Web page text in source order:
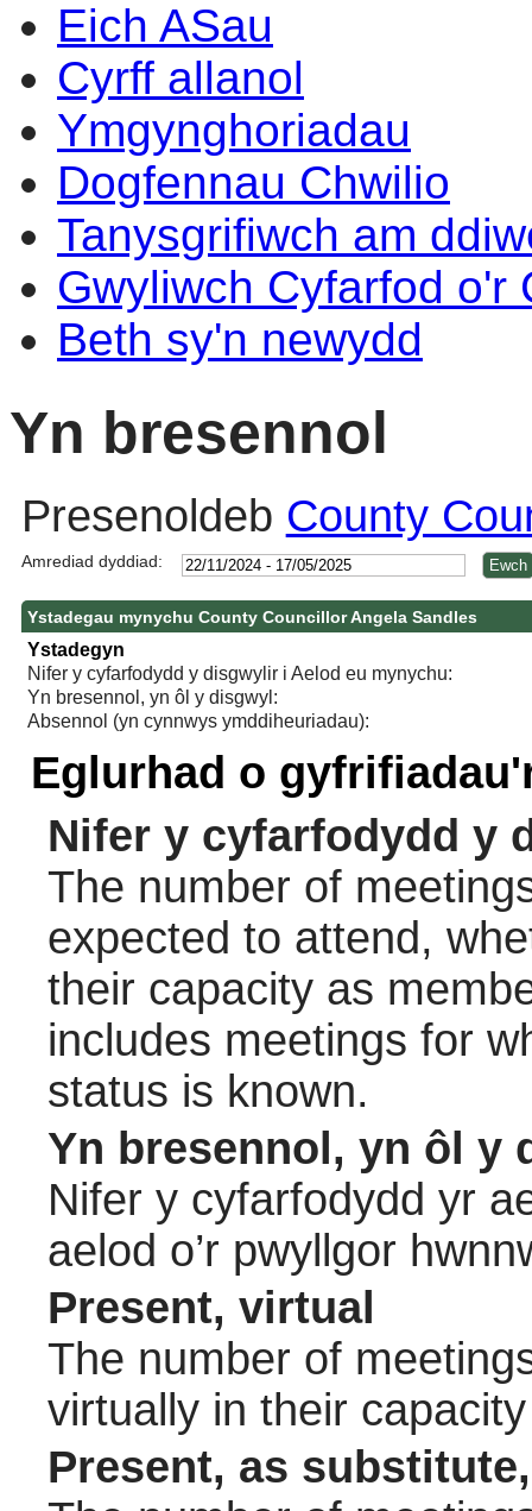
Eich ASau
Cyrff allanol
Ymgynghoriadau
Dogfennau Chwilio
Tanysgrifiwch am
Gwyliwch Cyfarfod o'r
Beth sy'n newydd
Yn bresennol
Presenoldeb County
Amrediad dyddiad:
Ystadegau mynychu County Councillor Angela Sandles
Ystadegyn
Nifer y cyfarfodydd y disgwylir i Aelod eu mynychu:
Yn bresennol, yn ôl y disgwyl:
Absennol (yn cynnwys ymddiheuriadau):
Eglurhad o
Nifer y cyfarfodydd y
The number of
expected to attend,
their capacity as
includes meetings for
status is known.
Yn bresennol, yn ôl y
Nifer y cyfarfodydd yr
aelod o’r pwyllgor
Present, virtual
The number of
virtually in their
Present, as